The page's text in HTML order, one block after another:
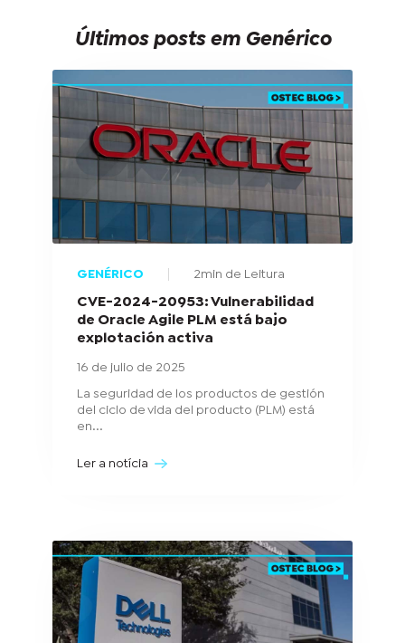
Últimos posts em Genérico
GENÉRICO 2min de Leitura
CVE-2024-20953: Vulnerabilidad
de Oracle Agile PLM está bajo
explotación activa
16 de julio de 2025
La seguridad de los productos de gestión
del ciclo de vida del producto (PLM) está
en...
Ler a notícia